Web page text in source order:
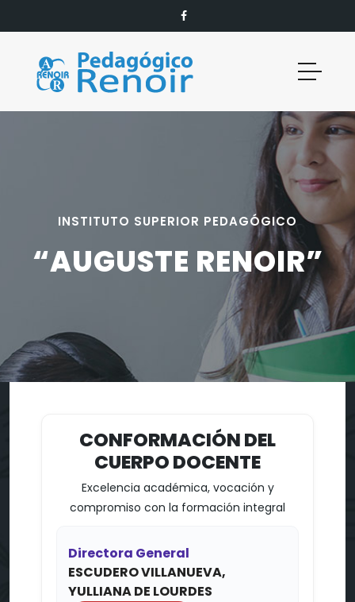
INSTITUTO SUPERIOR PEDAGÓGICO
“AUGUSTE RENOIR”
CONFORMACIÓN DEL
CUERPO DOCENTE
Excelencia académica, vocación y
compromiso con la formación integral
Directora General
ESCUDERO VILLANUEVA,
YULLIANA DE LOURDES